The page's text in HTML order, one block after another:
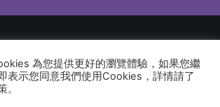
Alliance Bible Seminary. All rights reserved
為您提供更好的瀏覽體驗，如果您繼
表示您同意我們使用Cookies，詳情請了
。